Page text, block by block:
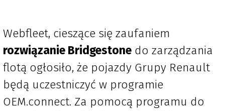
Webfleet, cieszące się zaufaniem
rozwiązanie Bridgestone do zarządzania
flotą ogłosiło, że pojazdy Grupy Renault
będą uczestniczyć w programie
OEM.connect. Za pomocą programu do